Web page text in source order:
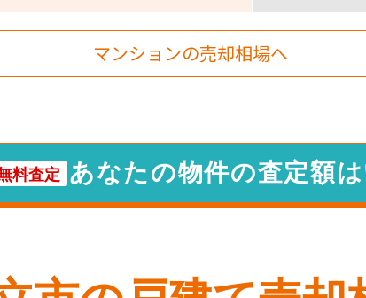
マンションの売却相場へ
料査定 あなたの物件の査定額